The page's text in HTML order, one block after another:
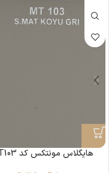
هایگلاس مونتکس کد MT103